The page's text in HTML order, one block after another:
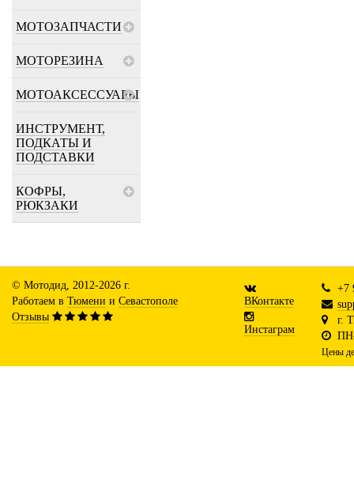
МОТОЗАПЧАСТИ
МОТОРЕЗИНА
МОТОАКСЕССУАРЫ
ИНСТРУМЕНТ,
ПОДКАТЫ И
ПОДСТАВКИ
КОФРЫ,
РЮКЗАКИ
© Мотодид, 2012-2026 г.
Работаем в Тюмени и Севастополе
Отзывы
ВКонтакте
Инстаграм
+7
г.
Цены